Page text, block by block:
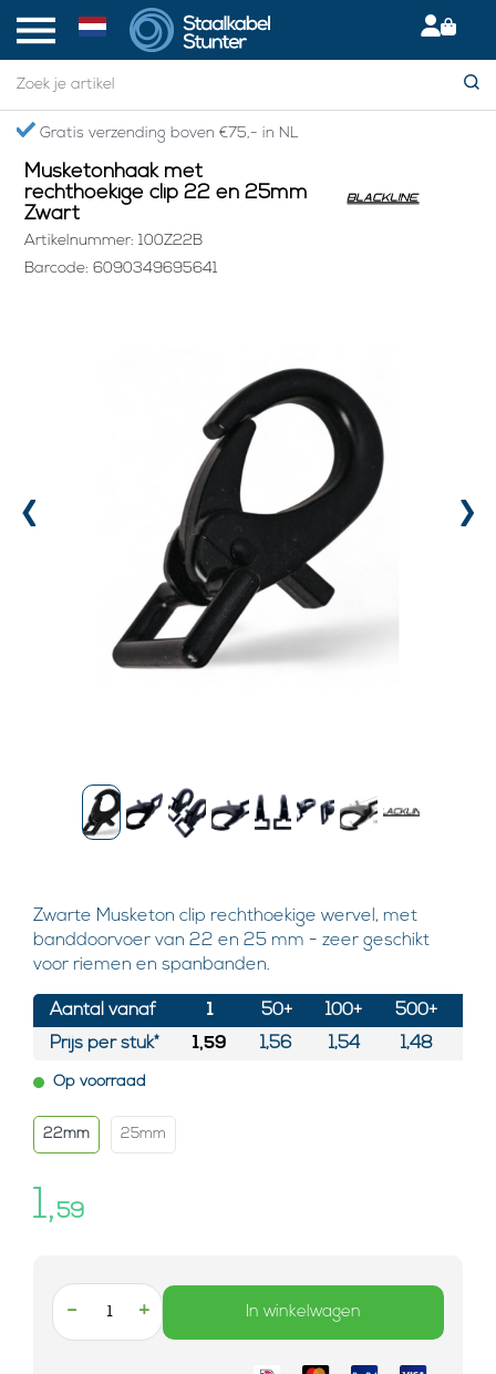
Gratis verzending boven €75,- in NL
Home > Musketonhaak met rechthoekige clip 22 en 25mm Zwart
Musketonhaak met
rechthoekige clip 22 en 25mm
Zwart
Artikelnummer: 100Z22B
Barcode: 6090349695641
‹ ›
Zwarte Musketon clip rechthoekige wervel, met
banddoorvoer van 22 en 25 mm - zeer geschikt
voor riemen en spanbanden.
Aantal vanaf
Prijs per stuk*
1
1,59
50+
1,56
100+
1,54
500+
1,48
Op voorraad
22mm 25mm
1,59
- + In winkelwagen